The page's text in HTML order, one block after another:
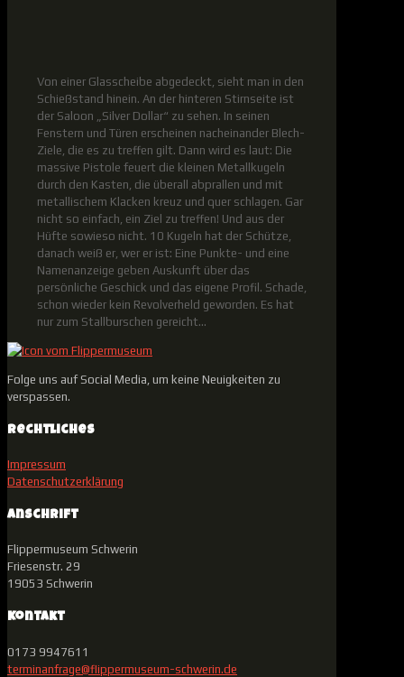
Von einer Glasscheibe abgedeckt, sieht man in den
Schießstand hinein. An der hinteren Stirnseite ist
der Saloon „Silver Dollar“ zu sehen. In seinen
Fenstern und Türen erscheinen nacheinander Blech-
Ziele, die es zu treffen gilt. Dann wird es laut: Die
massive Pistole feuert die kleinen Metallkugeln
durch den Kasten, die überall abprallen und mit
metallischem Klacken kreuz und quer schlagen. Gar
nicht so einfach, ein Ziel zu treffen! Und aus der
Hüfte sowieso nicht. 10 Kugeln hat der Schütze,
danach weiß er, wer er ist: Eine Punkte- und eine
Namenanzeige geben Auskunft über das
persönliche Geschick und das eigene Profil. Schade,
schon wieder kein Revolverheld geworden. Es hat
nur zum Stallburschen gereicht…
Folge uns auf Social Media, um keine Neuigkeiten zu
verspassen.
Rechtliches
Impressum
Datenschutzerklärung
Anschrift
Flippermuseum Schwerin
Friesenstr. 29
19053 Schwerin
Kontakt
0173 9947611
terminanfrage@flippermuseum-schwerin.de